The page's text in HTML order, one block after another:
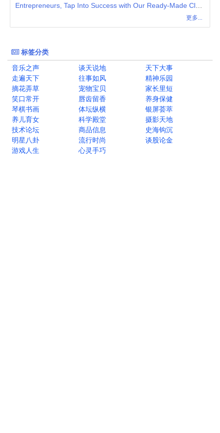
更多...
标签分类
音乐之声
谈天说地
天下大事
走遍天下
往事如风
精神乐园
摘花弄草
宠物宝贝
家长里短
笑口常开
唇齿留香
养身保健
琴棋书画
体坛纵横
银屏荟萃
养儿育女
科学殿堂
摄影天地
技术论坛
商品信息
史海钩沉
明星八卦
流行时尚
谈股论金
游戏人生
心灵手巧